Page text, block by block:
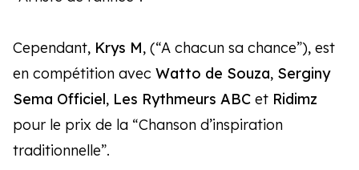
Cependant, Krys M, (“A chacun sa chance”), est
en compétition avec Watto de Souza, Serginy
Sema Officiel, Les Rythmeurs ABC et Ridimz
pour le prix de la “Chanson d’inspiration
traditionnelle”.